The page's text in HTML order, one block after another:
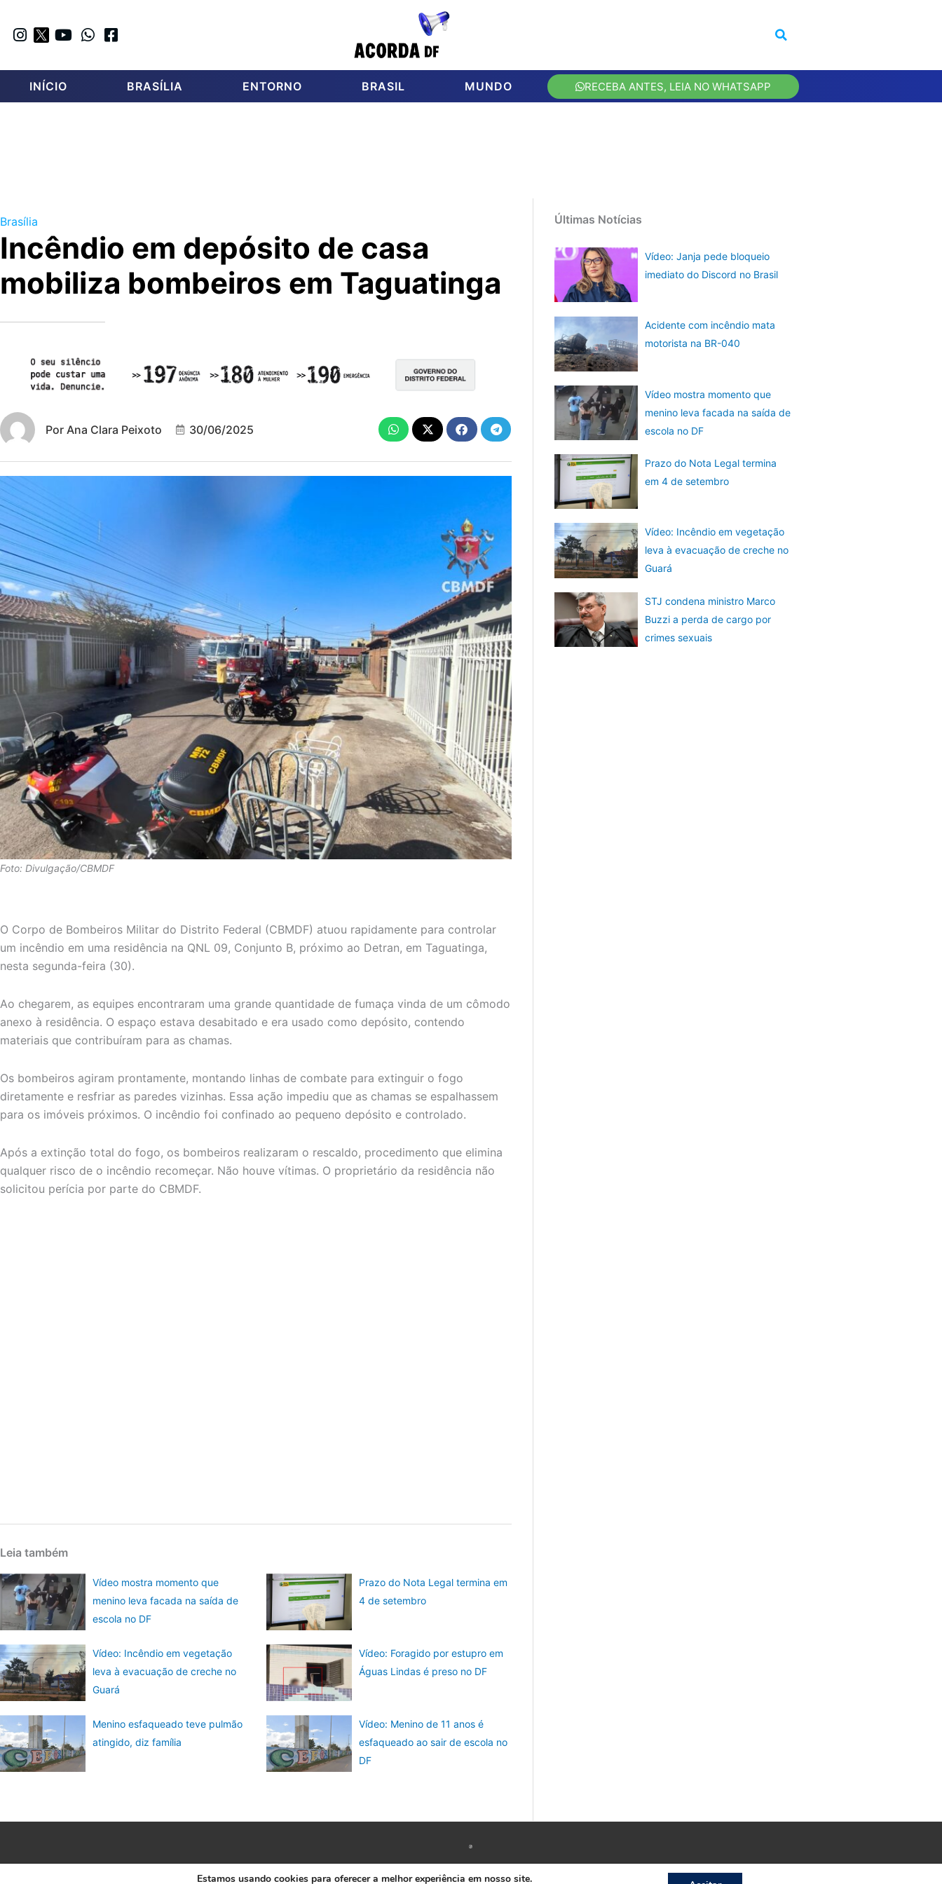
INÍCIO BRASÍLIA ENTORNO BRASIL MUNDO RECEBA ANTES, LEIA NO WHATSAPP
Brasília
Incêndio em depósito de casa
mobiliza bombeiros em Taguatinga
Por Ana Clara Peixoto 30/06/2025
Foto: Divulgação/CBMDF
O Corpo de Bombeiros Militar do Distrito Federal (CBMDF) atuou rapidamente para controlar
um incêndio em uma residência na QNL 09, Conjunto B, próximo ao Detran, em Taguatinga,
nesta segunda-feira (30).
Ao chegarem, as equipes encontraram uma grande quantidade de fumaça vinda de um cômodo
anexo à residência. O espaço estava desabitado e era usado como depósito, contendo
materiais que contribuíram para as chamas.
Os bombeiros agiram prontamente, montando linhas de combate para extinguir o fogo
diretamente e resfriar as paredes vizinhas. Essa ação impediu que as chamas se espalhassem
para os imóveis próximos. O incêndio foi confinado ao pequeno depósito e controlado.
Após a extinção total do fogo, os bombeiros realizaram o rescaldo, procedimento que elimina
qualquer risco de o incêndio recomeçar. Não houve vítimas. O proprietário da residência não
solicitou perícia por parte do CBMDF.
Leia também
Vídeo mostra momento que
menino leva facada na saída de
escola no DF
Prazo do Nota Legal termina em
4 de setembro
Vídeo: Incêndio em vegetação
leva à evacuação de creche no
Guará
Vídeo: Foragido por estupro em
Águas Lindas é preso no DF
Menino esfaqueado teve pulmão
atingido, diz família
Vídeo: Menino de 11 anos é
esfaqueado ao sair de escola no
DF
Últimas Notícias
Vídeo: Janja pede bloqueio
imediato do Discord no Brasil
Acidente com incêndio mata
motorista na BR-040
Vídeo mostra momento que
menino leva facada na saída de
escola no DF
Prazo do Nota Legal termina
em 4 de setembro
Vídeo: Incêndio em vegetação
leva à evacuação de creche no
Guará
STJ condena ministro Marco
Buzzi a perda de cargo por
crimes sexuais
Copyright © 2026 www.ACORDA DF
Estamos usando cookies para oferecer a melhor experiência em nosso site.